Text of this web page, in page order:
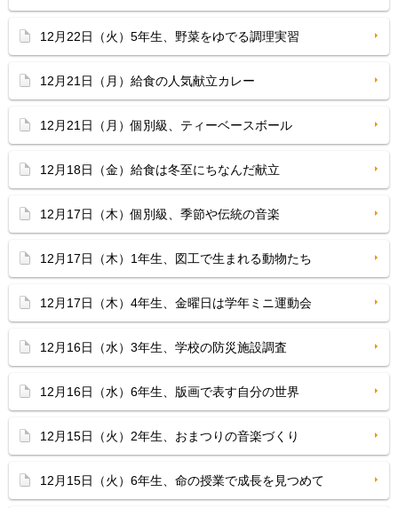
12月22日（火）5年生、野菜をゆでる調理実習
12月21日（月）給食の人気献立カレー
12月21日（月）個別級、ティーベースボール
12月18日（金）給食は冬至にちなんだ献立
12月17日（木）個別級、季節や伝統の音楽
12月17日（木）1年生、図工で生まれる動物たち
12月17日（木）4年生、金曜日は学年ミニ運動会
12月16日（水）3年生、学校の防災施設調査
12月16日（水）6年生、版画で表す自分の世界
12月15日（火）2年生、おまつりの音楽づくり
12月15日（火）6年生、命の授業で成長を見つめて